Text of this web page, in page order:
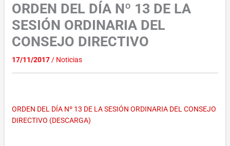
ORDEN DEL DÍA Nº 13 DE LA
SESIÓN ORDINARIA DEL
CONSEJO DIRECTIVO
17/11/2017/ Noticias
ORDEN DEL DÍA Nº 13 DE LA SESIÓN ORDINARIA DEL CONSEJO
DIRECTIVO (DESCARGA)